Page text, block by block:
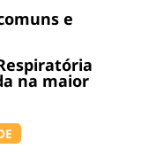
e
na maior